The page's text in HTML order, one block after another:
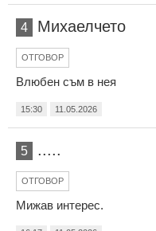
4 Михаелчето
ОТГОВОР
Влюбен съм в нея
15:30 11.05.2026
5 .....
ОТГОВОР
Мижав интерес.